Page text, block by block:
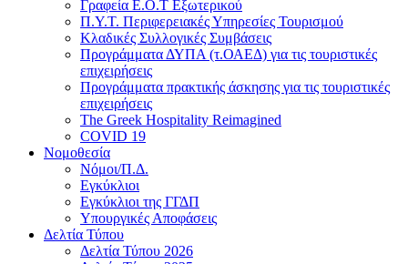
Γραφεία Ε.Ο.Τ Εξωτερικού
Π.Υ.Τ. Περιφερειακές Υπηρεσίες Τουρισμού
Κλαδικές Συλλογικές Συμβάσεις
Προγράμματα ΔΥΠΑ (τ.ΟΑΕΔ) για τις τουριστικές
επιχειρήσεις
Προγράμματα πρακτικής άσκησης για τις τουριστικές
επιχειρήσεις
The Greek Hospitality Reimagined
COVID 19
Νομοθεσία
Νόμοι/Π.Δ.
Εγκύκλιοι
Εγκύκλιοι της ΓΓΔΠ
Υπουργικές Αποφάσεις
Δελτία Τύπου
Δελτία Τύπου 2026